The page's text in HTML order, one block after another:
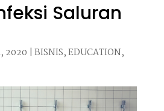
Saluran
2020 | BISNIS,EDUCATION,